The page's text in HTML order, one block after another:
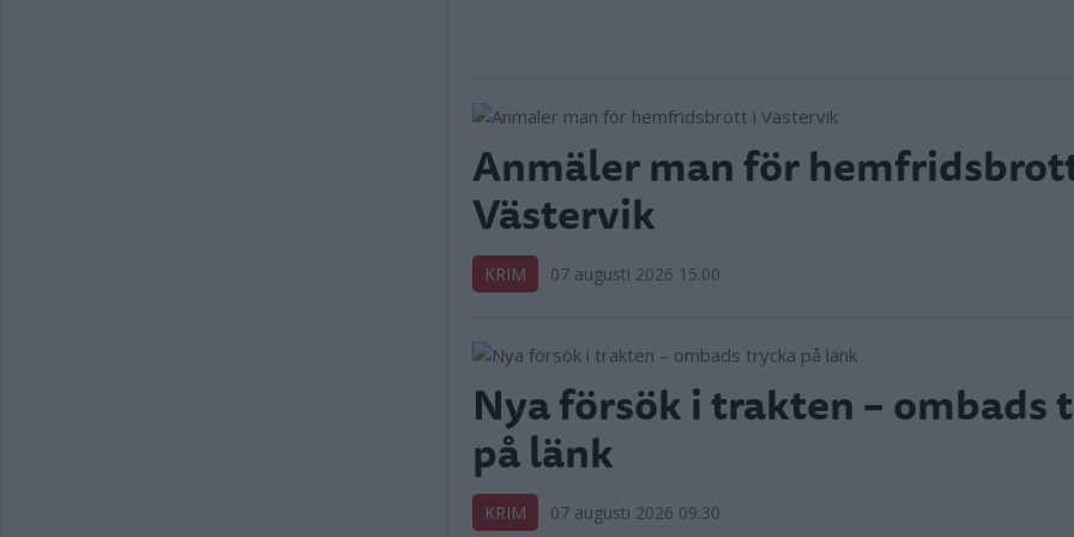
Anmäler man för
Västervik
KRIM 07 augusti 2026 15.00
Nya försök i trakten – ombads
på länk
KRIM 07 augusti 2026 09.30